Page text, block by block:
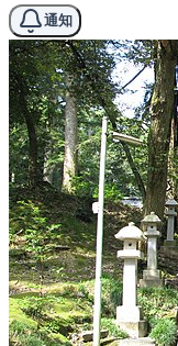
通知